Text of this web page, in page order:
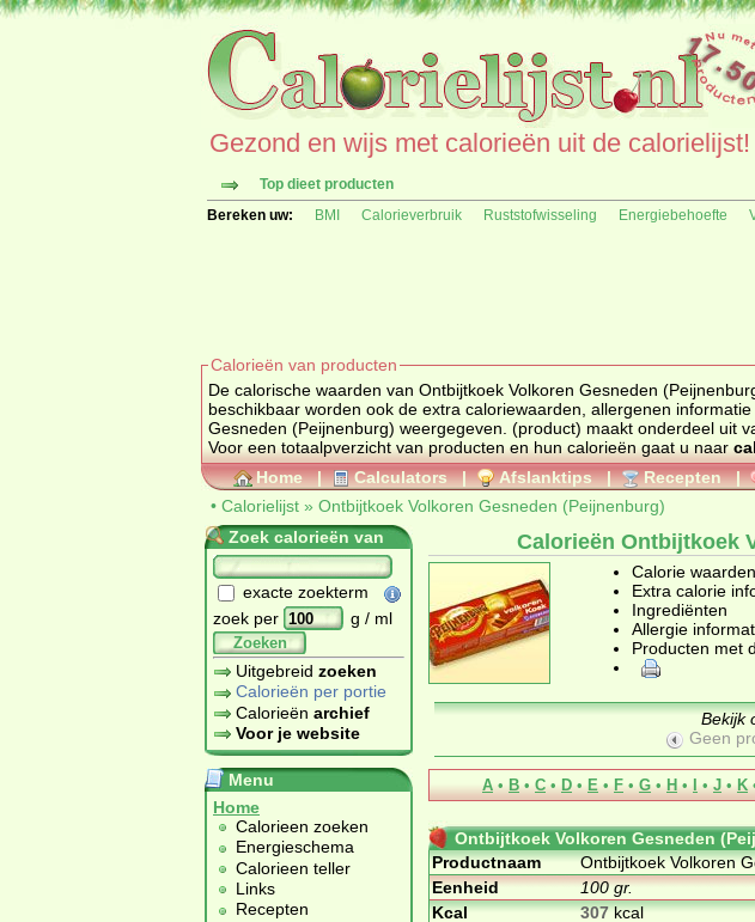
Gezond en wijs met calorieën uit de calorielijst!
Top dieet producten
Bereken uw:
BMI Calorieverbruik Ruststofwisseling Energiebehoefte
Calorieën van producten
De calorische waarden van Ontbijtkoek Volkoren Gesneden
beschikbaar worden ook de extra caloriewaarden, allergenen
Gesneden (Peijnenburg) weergegeven. (product) maakt
Voor een totaalpverzicht van producten en hun calorieën gaat u naar
Home | Calculators | Afslanktips | Recepten |
• Calorielijst » Ontbijtkoek Volkoren Gesneden (Peijnenburg)
Zoek calorieën van
exacte zoekterm
zoek per
g / ml
Zoeken
Uitgebreid zoeken
Calorieën per portie
Calorieën archief
Voor je website
Menu
Home
Calorieen zoeken
Energieschema
Calorieen teller
Links
Recepten
Calorieën Ontbijtkoek
Calorie waarden
Extra calorie
Ingrediënten
Allergie
Producten met
Bekijk
Geen
A • B • C • D • E • F • G • H • I • J • K
Ontbijtkoek Volkoren Gesneden
Productnaam
Ontbijtkoek Volkoren
Eenheid
100 gr.
Kcal
307kcal